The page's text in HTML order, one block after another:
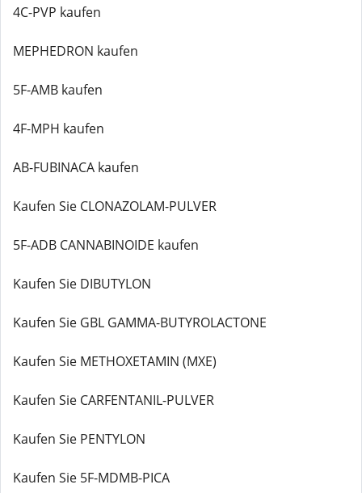
4C-PVP kaufen
MEPHEDRON kaufen
5F-AMB kaufen
4F-MPH kaufen
AB-FUBINACA kaufen
Kaufen Sie CLONAZOLAM-PULVER
5F-ADB CANNABINOIDE kaufen
Kaufen Sie DIBUTYLON
Kaufen Sie GBL GAMMA-BUTYROLACTONE
Kaufen Sie METHOXETAMIN (MXE)
Kaufen Sie CARFENTANIL-PULVER
Kaufen Sie PENTYLON
Kaufen Sie 5F-MDMB-PICA